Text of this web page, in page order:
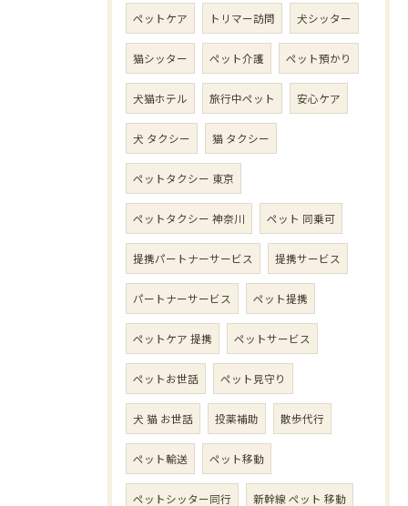
ペットケア トリマー訪問 犬シッター
猫シッター ペット介護 ペット預かり
犬猫ホテル 旅行中ペット 安心ケア
犬 タクシー 猫 タクシー
ペットタクシー 東京
ペットタクシー 神奈川 ペット 同乗可
提携パートナーサービス 提携サービス
パートナーサービス ペット提携
ペットケア 提携 ペットサービス
ペットお世話 ペット見守り
犬 猫 お世話 投薬補助 散歩代行
ペット輸送 ペット移動
ペットシッター同行 新幹線 ペット 移動